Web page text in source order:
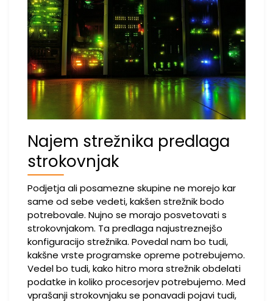
Najem strežnika predlaga
strokovnjak
Podjetja ali posamezne skupine ne morejo kar
same od sebe vedeti, kakšen strežnik bodo
potrebovale. Nujno se morajo posvetovati s
strokovnjakom. Ta predlaga najustreznejšo
konfiguracijo strežnika. Povedal nam bo tudi,
kakšne vrste programske opreme potrebujemo.
Vedel bo tudi, kako hitro mora strežnik obdelati
podatke in koliko procesorjev potrebujemo. Med
vprašanji strokovnjaku se ponavadi pojavi tudi,